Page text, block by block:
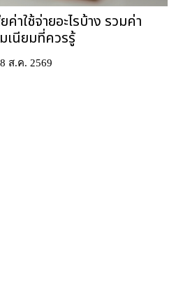
าใช้จ่ายอะไรบ้าง รวมค่า
เนียมที่ควรรู้
8 ส.ค. 2569